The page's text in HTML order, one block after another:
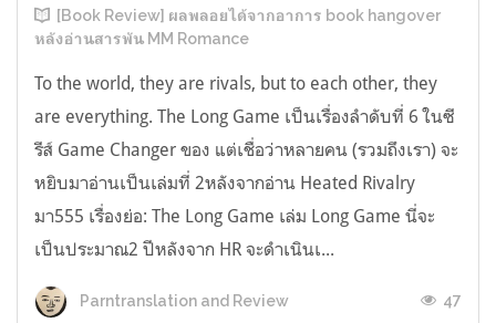
[Book Review] ผลพลอยได้จากอาการ book hangover
หลังอ่านสารพัน MM Romance
To the world, they are rivals, but to each other, they
are everything. The Long Game เป็นเรื่องลำดับที่ 6 ในซี
รีส์ Game Changer ของ แต่เชื่อว่าหลายคน (รวมถึงเรา) จะ
หยิบมาอ่านเป็นเล่มที่ 2หลังจากอ่าน Heated Rivalry
มา555 เรื่องย่อ: The Long Game เล่ม Long Game นี่จะ
เป็นประมาณ2 ปีหลังจาก HR จะดำเนินเ...
Parntranslation and Review 47